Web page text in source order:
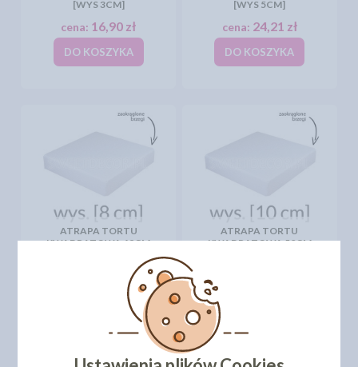
[WYS 3CM]
cena: 16,90 zł
DO KOSZYKA
[WYS 5CM]
cena: 24,21 zł
DO KOSZYKA
ATRAPA TORTU
KWADRATOWA 48CM
35,30 zł
DO KOSZYKA
ATRAPA TORTU
KWADRATOWA 50CM